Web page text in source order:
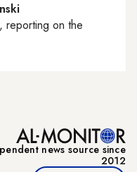
reporting on the
news source since
2012